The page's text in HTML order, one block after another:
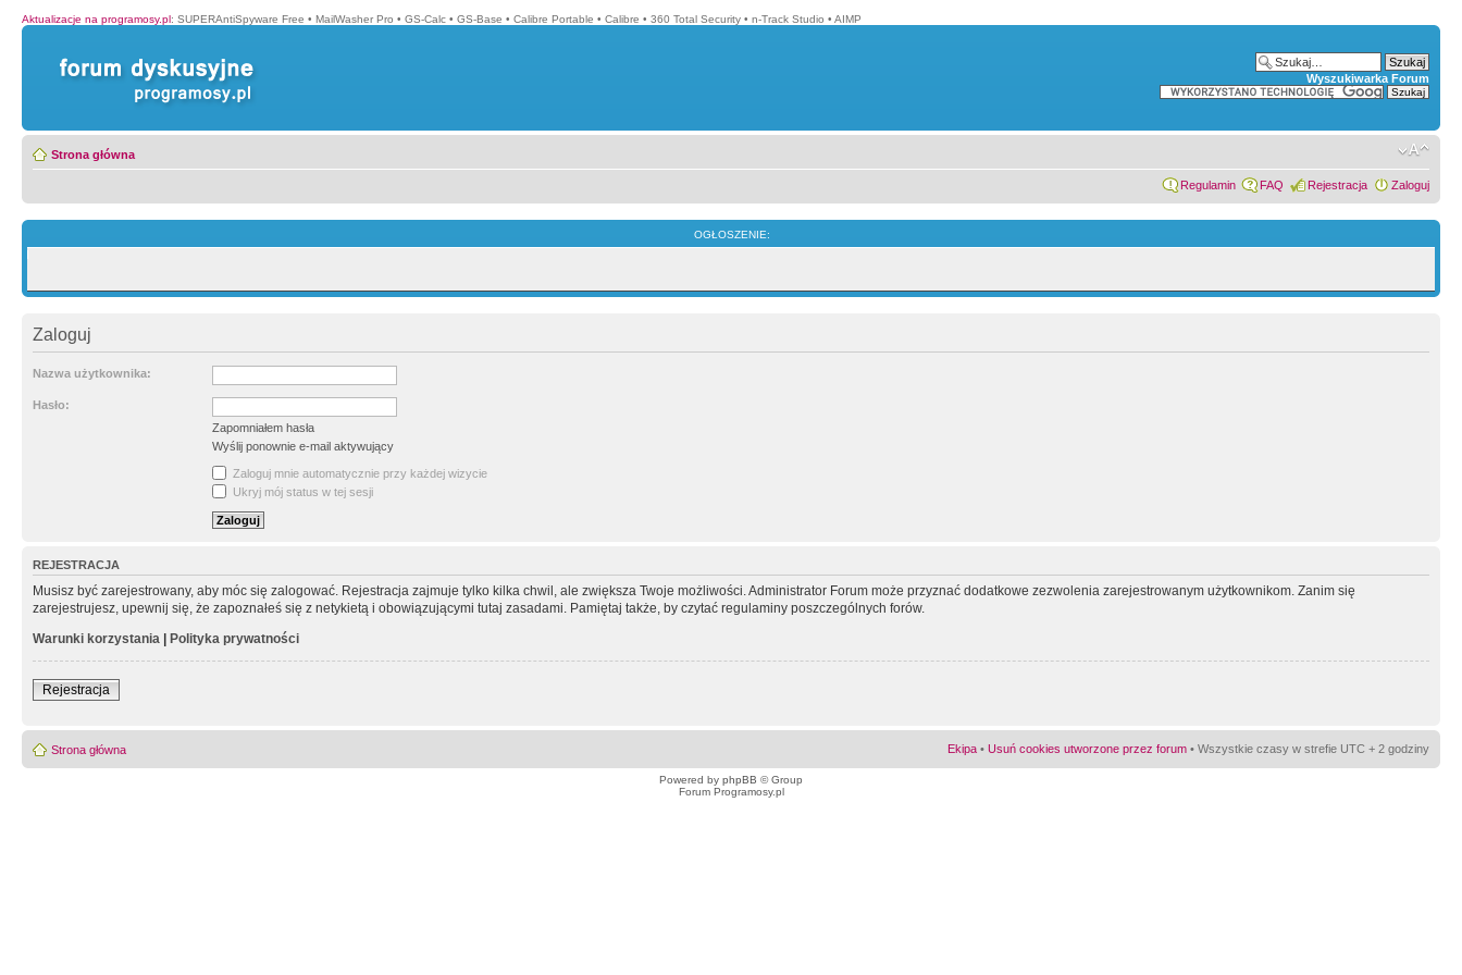
Aktualizacje na programosy.pl: SUPERAntiSpyware Free • MailWasher Pro • GS-Calc • GS-Base • Calibre Portable • Calibre • 360 Total Security • n-Track Studio • AIMP
Wyszukiwarka Forum
Strona główna
Regulamin FAQ Rejestracja Zaloguj
OGŁOSZENIE:
Zaloguj
Nazwa użytkownika:
Hasło:
Zapomniałem hasła
Wyślij ponownie e-mail aktywujący
Zaloguj mnie automatycznie przy każdej wizycie
Ukryj mój status w tej sesji
REJESTRACJA
Musisz być zarejestrowany, aby móc się zalogować. Rejestracja zajmuje tylko kilka chwil, ale zwiększa Twoje możliwości. Administrator Forum może przyznać dodatkowe zezwolenia zarejestrowanym użytkownikom. Zanim się
zarejestrujesz, upewnij się, że zapoznałeś się z netykietą i obowiązującymi tutaj zasadami. Pamiętaj także, by czytać regulaminy poszczególnych forów.
Warunki korzystania | Polityka prywatności
Rejestracja
Strona główna Ekipa • Usuń cookies utworzone przez forum • Wszystkie czasy w strefie UTC + 2 godziny
Powered by phpBB © Group
Forum Programosy.pl